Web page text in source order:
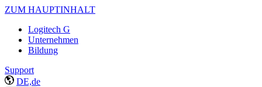
ZUM HAUPTINHALT
Logitech G
Unternehmen
Bildung
Support
DE,de